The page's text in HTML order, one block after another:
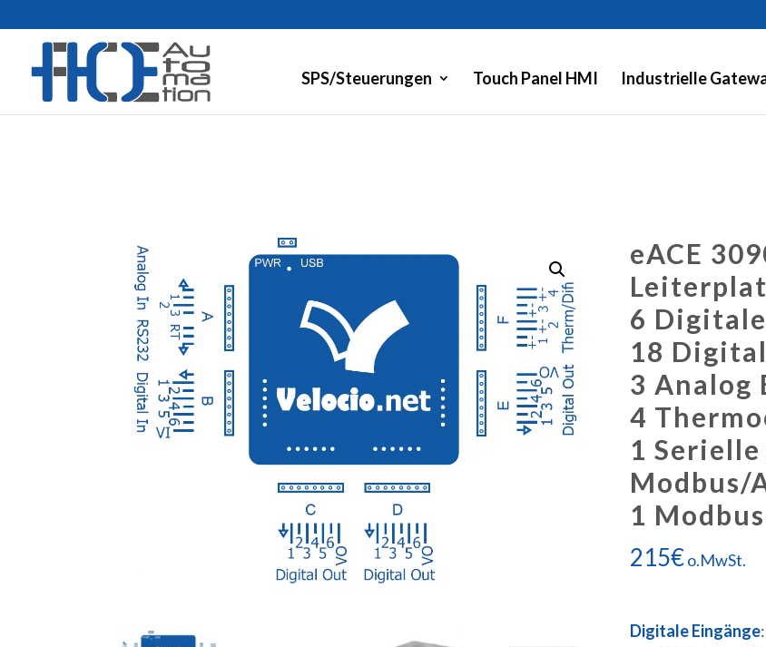
SPS/Steuerungen Touch Panel HMI Industrielle
eACE
6
18
3 Analog
4
1
Modbus/
1
215€ o.MwSt.
Digitale Eingänge: